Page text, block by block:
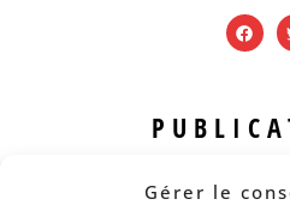
Gérer le
Revue B.I.S.